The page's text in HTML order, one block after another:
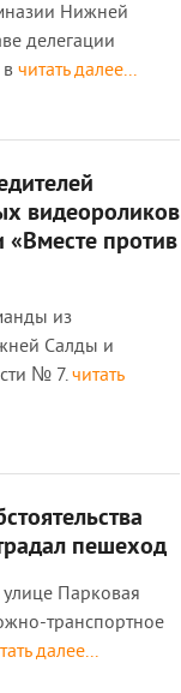
Нижней
делегации
читать далее...
видеороликов
против
из
Салды и
№ 7.читать
пешеход
Парковая
транспортное
далее...